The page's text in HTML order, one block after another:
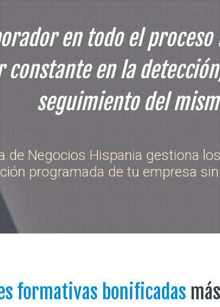
en todo el
constante en la
seguimiento del
de Negocios Hispania gestiona
programada de tu empresa
formativas bonificadas